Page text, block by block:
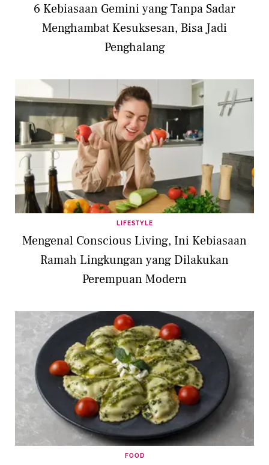
6 Kebiasaan Gemini yang Tanpa Sadar
Menghambat Kesuksesan, Bisa Jadi
Penghalang
LIFESTYLE
Mengenal Conscious Living, Ini Kebiasaan
Ramah Lingkungan yang Dilakukan
Perempuan Modern
FOOD